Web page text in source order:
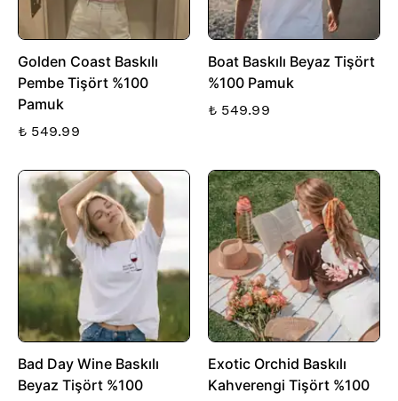
Golden Coast Baskılı
Pembe Tişört %100
Pamuk
₺ 549.99
Boat Baskılı Beyaz Tişört
%100 Pamuk
₺ 549.99
Bad Day Wine Baskılı
Beyaz Tişört %100
Exotic Orchid Baskılı
Kahverengi Tişört %100